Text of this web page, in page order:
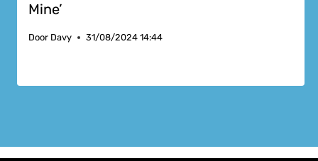
Mine’
Door Davy 31/08/2024 14:44